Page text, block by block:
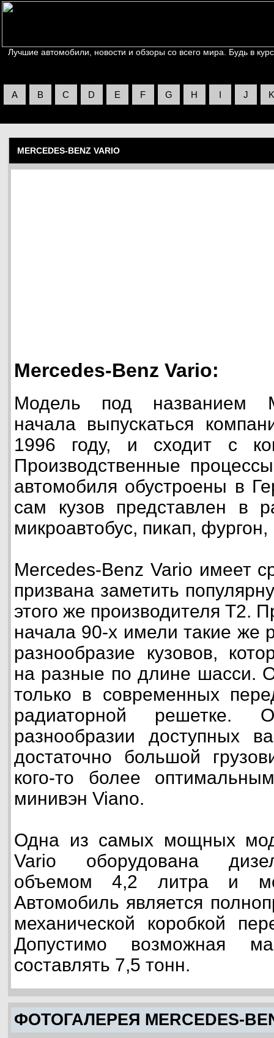
Лучшие автомобили, новости и обзоры со всего мира. Будь в
A B C D E F G H I J K
MERCEDES-BENZ VARIO
Mercedes-Benz Vario:
Модель под названием
начала выпускаться
1996 году, и сходит с
Производственные
автомобиля обустроены в
сам кузов представлен в
микроавтобус, пикап,
Mercedes-Benz Vario имеет
призвана заметить
этого же производителя Т2.
начала 90-х имели такие же
разнообразие кузовов,
на разные по длине шасси.
только в современных
радиаторной решетке.
разнообразии доступных
достаточно большой
кого-то более
минивэн Viano.
Одна из самых мощных
Vario оборудована
объемом 4,2 литра и
Автомобиль является
механической коробкой
Допустимо возможная
составлять 7,5 тонн.
ФОТОГАЛЕРЕЯ MERCEDES-